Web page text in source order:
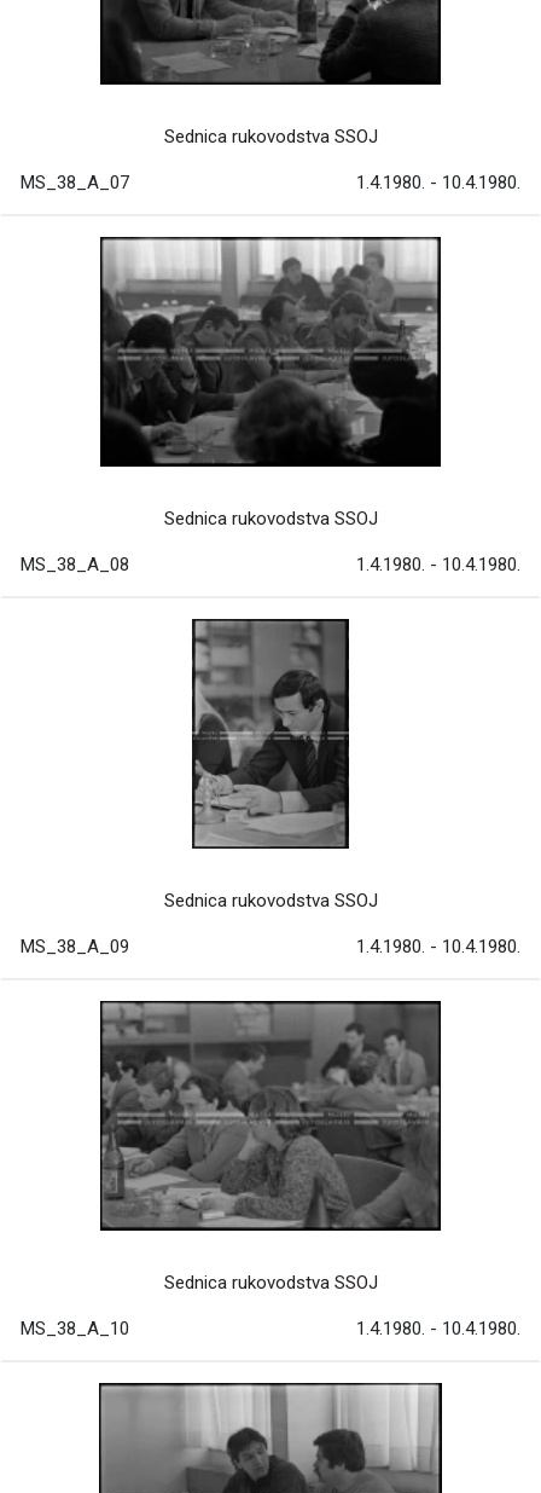
Sednica rukovodstva SSOJ
MS_38_A_07 1.4.1980. - 10.4.1980.
Sednica rukovodstva SSOJ
MS_38_A_08 1.4.1980. - 10.4.1980.
Sednica rukovodstva SSOJ
MS_38_A_09 1.4.1980. - 10.4.1980.
Sednica rukovodstva SSOJ
MS_38_A_10 1.4.1980. - 10.4.1980.